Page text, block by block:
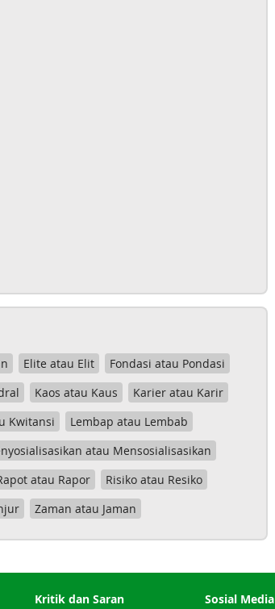
Elite atau Elit
Fondasi atau Pondasi
Kaos atau Kaus
Karier atau Karir
Kwitansi
Lembap atau Lembab
atau Mensosialisasikan
atau Rapor
Risiko atau Resiko
Zaman atau Jaman
Kritik dan Saran Sosial Media